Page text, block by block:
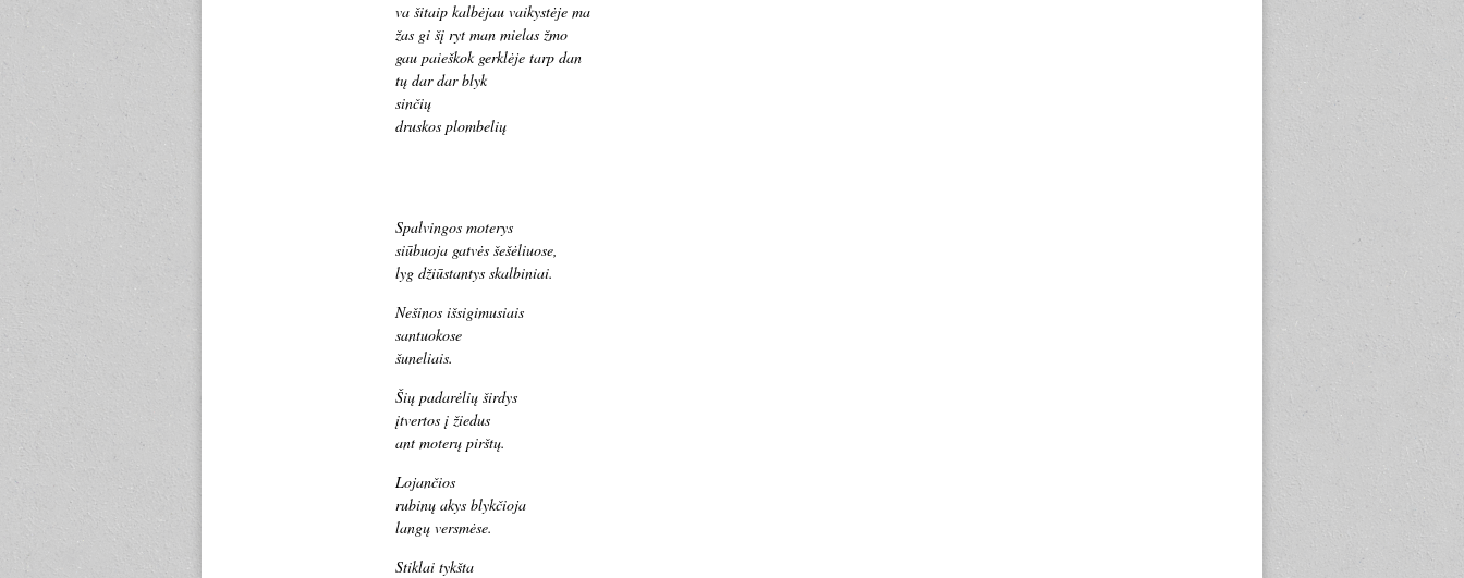
va šitaip kalbėjau vaikystėje ma
žas gi šį ryt man mielas žmo
gau paieškok gerklėje tarp dan
tų dar dar blyk
sinčių
druskos plombelių
Spalvingos moterys
siūbuoja gatvės šešėliuose,
lyg džiūstantys skalbiniai.
Nešinos išsigimusiais
santuokose
šuneliais.
Šių padarėlių širdys
įtvertos į žiedus
ant moterų pirštų.
Lojančios
rubinų akys blykčioja
langų versmėse.
Stiklai tykšta